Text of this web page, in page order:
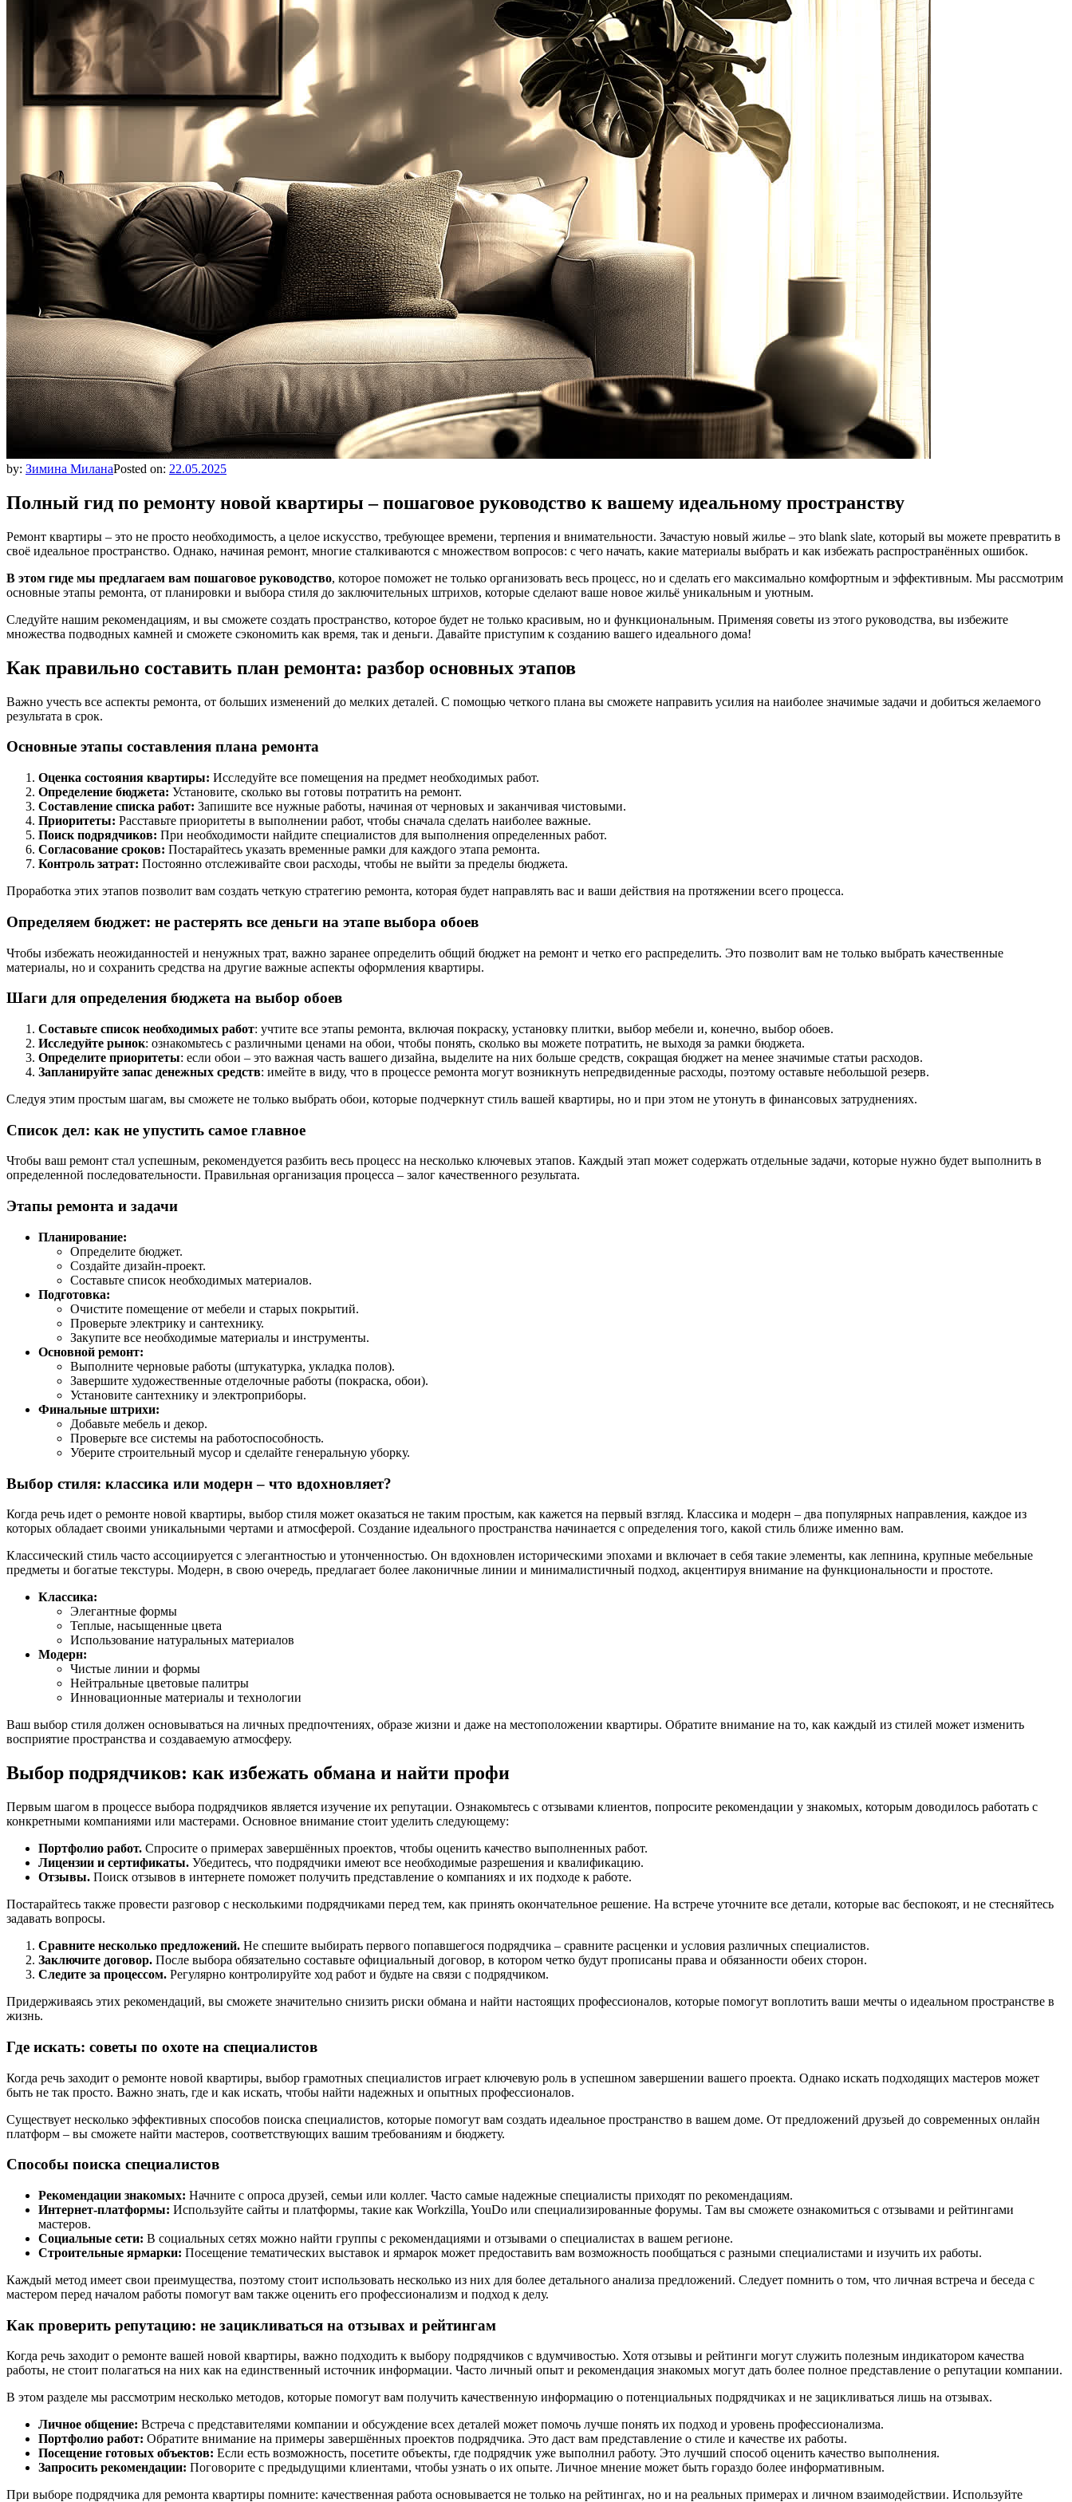
by: Зимина МиланаPosted on: 22.05.2025
Полный гид по ремонту новой квартиры – пошаговое руководство к вашему идеальному пространству
Ремонт квартиры – это не просто необходимость, а целое искусство, требующее времени, терпения и внимательности. Зачастую новый жилье – это blank slate, который вы можете превратить в
своё идеальное пространство. Однако, начиная ремонт, многие сталкиваются с множеством вопросов: с чего начать, какие материалы выбрать и как избежать распространённых ошибок.
В этом гидe мы предлагаем вам пошаговое руководство, которое поможет не только организовать весь процесс, но и сделать его максимально комфортным и эффективным. Мы рассмотрим
основные этапы ремонта, от планировки и выбора стиля до заключительных штрихов, которые сделают ваше новое жильё уникальным и уютным.
Следуйте нашим рекомендациям, и вы сможете создать пространство, которое будет не только красивым, но и функциональным. Применяя советы из этого руководства, вы избежите
множества подводных камней и сможете сэкономить как время, так и деньги. Давайте приступим к созданию вашего идеального дома!
Как правильно составить план ремонта: разбор основных этапов
Важно учесть все аспекты ремонта, от больших изменений до мелких деталей. С помощью четкого плана вы сможете направить усилия на наиболее значимые задачи и добиться желаемого
результата в срок.
Основные этапы составления плана ремонта
Оценка состояния квартиры: Исследуйте все помещения на предмет необходимых работ.
Определение бюджета: Установите, сколько вы готовы потратить на ремонт.
Составление списка работ: Запишите все нужные работы, начиная от черновых и заканчивая чистовыми.
Приоритеты: Расставьте приоритеты в выполнении работ, чтобы сначала сделать наиболее важные.
Поиск подрядчиков: При необходимости найдите специалистов для выполнения определенных работ.
Согласование сроков: Постарайтесь указать временные рамки для каждого этапа ремонта.
Контроль затрат: Постоянно отслеживайте свои расходы, чтобы не выйти за пределы бюджета.
Проработка этих этапов позволит вам создать четкую стратегию ремонта, которая будет направлять вас и ваши действия на протяжении всего процесса.
Определяем бюджет: не растерять все деньги на этапе выбора обоев
Чтобы избежать неожиданностей и ненужных трат, важно заранее определить общий бюджет на ремонт и четко его распределить. Это позволит вам не только выбрать качественные
материалы, но и сохранить средства на другие важные аспекты оформления квартиры.
Шаги для определения бюджета на выбор обоев
Составьте список необходимых работ: учтите все этапы ремонта, включая покраску, установку плитки, выбор мебели и, конечно, выбор обоев.
Исследуйте рынок: ознакомьтесь с различными ценами на обои, чтобы понять, сколько вы можете потратить, не выходя за рамки бюджета.
Определите приоритеты: если обои – это важная часть вашего дизайна, выделите на них больше средств, сокращая бюджет на менее значимые статьи расходов.
Запланируйте запас денежных средств: имейте в виду, что в процессе ремонта могут возникнуть непредвиденные расходы, поэтому оставьте небольшой резерв.
Следуя этим простым шагам, вы сможете не только выбрать обои, которые подчеркнут стиль вашей квартиры, но и при этом не утонуть в финансовых затруднениях.
Список дел: как не упустить самое главное
Чтобы ваш ремонт стал успешным, рекомендуется разбить весь процесс на несколько ключевых этапов. Каждый этап может содержать отдельные задачи, которые нужно будет выполнить в
определенной последовательности. Правильная организация процесса – залог качественного результата.
Этапы ремонта и задачи
Планирование:
Определите бюджет.
Создайте дизайн-проект.
Составьте список необходимых материалов.
Подготовка:
Очистите помещение от мебели и старых покрытий.
Проверьте электрику и сантехнику.
Закупите все необходимые материалы и инструменты.
Основной ремонт:
Выполните черновые работы (штукатурка, укладка полов).
Завершите художественные отделочные работы (покраска, обои).
Установите сантехнику и электроприборы.
Финальные штрихи:
Добавьте мебель и декор.
Проверьте все системы на работоспособность.
Уберите строительный мусор и сделайте генеральную уборку.
Выбор стиля: классика или модерн – что вдохновляет?
Когда речь идет о ремонте новой квартиры, выбор стиля может оказаться не таким простым, как кажется на первый взгляд. Классика и модерн – два популярных направления, каждое из
которых обладает своими уникальными чертами и атмосферой. Создание идеального пространства начинается с определения того, какой стиль ближе именно вам.
Классический стиль часто ассоциируется с элегантностью и утонченностью. Он вдохновлен историческими эпохами и включает в себя такие элементы, как лепнина, крупные мебельные
предметы и богатые текстуры. Модерн, в свою очередь, предлагает более лаконичные линии и минималистичный подход, акцентируя внимание на функциональности и простоте.
Классика:
Элегантные формы
Теплые, насыщенные цвета
Использование натуральных материалов
Модерн:
Чистые линии и формы
Нейтральные цветовые палитры
Инновационные материалы и технологии
Ваш выбор стиля должен основываться на личных предпочтениях, образе жизни и даже на местоположении квартиры. Обратите внимание на то, как каждый из стилей может изменить
восприятие пространства и создаваемую атмосферу.
Выбор подрядчиков: как избежать обмана и найти профи
Первым шагом в процессе выбора подрядчиков является изучение их репутации. Ознакомьтесь с отзывами клиентов, попросите рекомендации у знакомых, которым доводилось работать с
конкретными компаниями или мастерами. Основное внимание стоит уделить следующему:
Портфолио работ. Спросите о примерах завершённых проектов, чтобы оценить качество выполненных работ.
Лицензии и сертификаты. Убедитесь, что подрядчики имеют все необходимые разрешения и квалификацию.
Отзывы. Поиск отзывов в интернете поможет получить представление о компаниях и их подходе к работе.
Постарайтесь также провести разговор с несколькими подрядчиками перед тем, как принять окончательное решение. На встрече уточните все детали, которые вас беспокоят, и не стесняйтесь
задавать вопросы.
Сравните несколько предложений. Не спешите выбирать первого попавшегося подрядчика – сравните расценки и условия различных специалистов.
Заключите договор. После выбора обязательно составьте официальный договор, в котором четко будут прописаны права и обязанности обеих сторон.
Следите за процессом. Регулярно контролируйте ход работ и будьте на связи с подрядчиком.
Придерживаясь этих рекомендаций, вы сможете значительно снизить риски обмана и найти настоящих профессионалов, которые помогут воплотить ваши мечты о идеальном пространстве в
жизнь.
Где искать: советы по охоте на специалистов
Когда речь заходит о ремонте новой квартиры, выбор грамотных специалистов играет ключевую роль в успешном завершении вашего проекта. Однако искать подходящих мастеров может
быть не так просто. Важно знать, где и как искать, чтобы найти надежных и опытных профессионалов.
Существует несколько эффективных способов поиска специалистов, которые помогут вам создать идеальное пространство в вашем доме. От предложений друзьей до современных онлайн
платформ – вы сможете найти мастеров, соответствующих вашим требованиям и бюджету.
Способы поиска специалистов
Рекомендации знакомых: Начните с опроса друзей, семьи или коллег. Часто самые надежные специалисты приходят по рекомендациям.
Интернет-платформы: Используйте сайты и платформы, такие как Workzilla, YouDo или специализированные форумы. Там вы сможете ознакомиться с отзывами и рейтингами
мастеров.
Социальные сети: В социальных сетях можно найти группы с рекомендациями и отзывами о специалистах в вашем регионе.
Строительные ярмарки: Посещение тематических выставок и ярмарок может предоставить вам возможность пообщаться с разными специалистами и изучить их работы.
Каждый метод имеет свои преимущества, поэтому стоит использовать несколько из них для более детального анализа предложений. Следует помнить о том, что личная встреча и беседа с
мастером перед началом работы помогут вам также оценить его профессионализм и подход к делу.
Как проверить репутацию: не зацикливаться на отзывах и рейтингам
Когда речь заходит о ремонте вашей новой квартиры, важно подходить к выбору подрядчиков с вдумчивостью. Хотя отзывы и рейтинги могут служить полезным индикатором качества
работы, не стоит полагаться на них как на единственный источник информации. Часто личный опыт и рекомендация знакомых могут дать более полное представление о репутации компании.
В этом разделе мы рассмотрим несколько методов, которые помогут вам получить качественную информацию о потенциальных подрядчиках и не зацикливаться лишь на отзывах.
Личное общение: Встреча с представителями компании и обсуждение всех деталей может помочь лучше понять их подход и уровень профессионализма.
Портфолио работ: Обратите внимание на примеры завершённых проектов подрядчика. Это даст вам представление о стиле и качестве их работы.
Посещение готовых объектов: Если есть возможность, посетите объекты, где подрядчик уже выполнил работу. Это лучший способ оценить качество выполнения.
Запросить рекомендации: Поговорите с предыдущими клиентами, чтобы узнать о их опыте. Личное мнение может быть гораздо более информативным.
При выборе подрядчика для ремонта квартиры помните: качественная работа основывается не только на рейтингах, но и на реальных примерах и личном взаимодействии. Используйте